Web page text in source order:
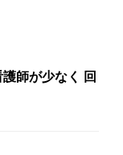
師が少なく 回